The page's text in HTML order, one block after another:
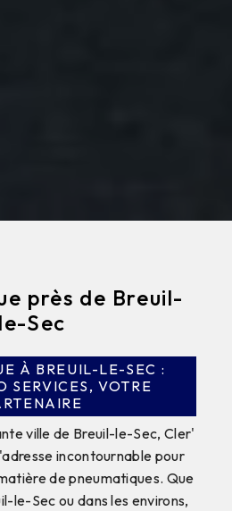
près de Breuil-
le-Sec
À BREUIL-LE-SEC :
SERVICES, VOTRE
ville de Breuil-le-Sec, Cler'
incontournable pour
de pneumatiques. Que
le-Sec ou dans les environs,